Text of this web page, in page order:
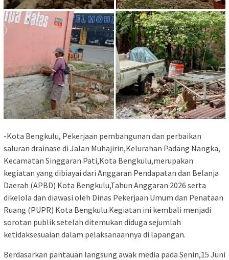
-Kota Bengkulu, Pekerjaan pembangunan dan perbaikan
saluran drainase di Jalan Muhajirin,Kelurahan Padang Nangka,
Kecamatan Singgaran Pati,Kota Bengkulu,merupakan
kegiatan yang dibiayai dari Anggaran Pendapatan dan Belanja
Daerah (APBD) Kota Bengkulu,Tahun Anggaran 2026 serta
dikelola dan diawasi oleh Dinas Pekerjaan Umum dan Penataan
Ruang (PUPR) Kota Bengkulu.Kegiatan ini kembali menjadi
sorotan publik setelah ditemukan diduga sejumlah
ketidaksesuaian dalam pelaksanaannya di lapangan.
Berdasarkan pantauan langsung awak media pada Senin,15 Juni